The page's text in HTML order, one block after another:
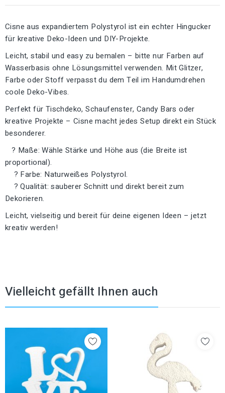
Cisne aus expandiertem Polystyrol ist ein echter Hingucker
für kreative Deko-Ideen und DIY-Projekte.
Leicht, stabil und easy zu bemalen – bitte nur Farben auf
Wasserbasis ohne Lösungsmittel verwenden. Mit Glitzer,
Farbe oder Stoff verpasst du dem Teil im Handumdrehen
coole Deko-Vibes.
Perfekt für Tischdeko, Schaufenster, Candy Bars oder
kreative Projekte – Cisne macht jedes Setup direkt ein Stück
besonderer.
? Maße: Wähle Stärke und Höhe aus (die Breite ist
proportional).
? Farbe: Naturweißes Polystyrol.
? Qualität: sauberer Schnitt und direkt bereit zum
Dekorieren.
Leicht, vielseitig und bereit für deine eigenen Ideen – jetzt
kreativ werden!
Vielleicht gefällt Ihnen auch